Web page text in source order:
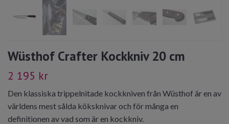
Wüsthof Crafter Kockkniv 20 cm
2 195 kr
Den klassiska trippelnitade kockkniven från Wüsthof är en av
världens mest sålda köksknivar och för många en
definitionen av vad som är en kockkniv.